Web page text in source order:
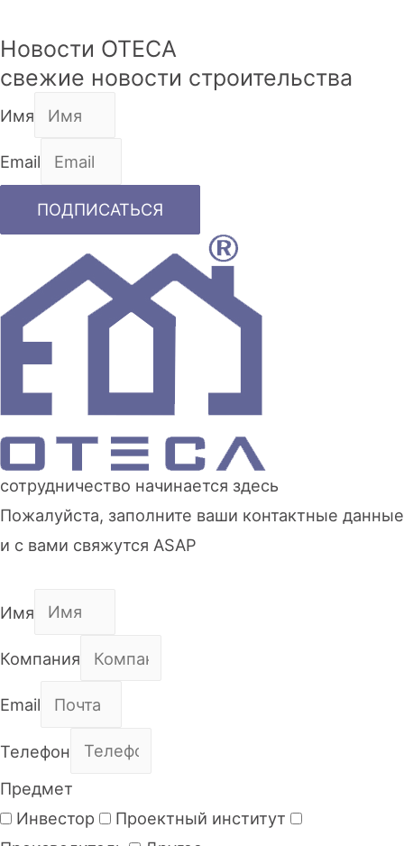
Новости OTECA
свежие новости строительства
Имя
Email
ПОДПИСАТЬСЯ
сотрудничество начинается здесь
Пожалуйста, заполните ваши контактные данные
и с вами свяжутся ASAP
Имя
Компания
Email
Телефон
Предмет
Инвестор
Проектный институт